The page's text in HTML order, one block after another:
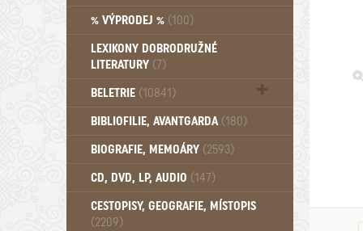
% VÝPRODEJ % (100)
LEXIKONY DOBRODRUŽNÉ
LITERATURY (7)
BELETRIE (10841)
Beletrie - Historická (1388)
Beletrie - Povídky (1757)
Beletrie - Válečné romány (489)
Beletrie - Ženské a dívčí romány
(1522)
BIBLIOFILIE, AVANTGARDA (180)
BIOGRAFIE, MEMOÁRY (2593)
CD, DVD, LP, AUDIO (147)
CESTOPISY, GEOGRAFIE, MÍSTOPIS
(2209)